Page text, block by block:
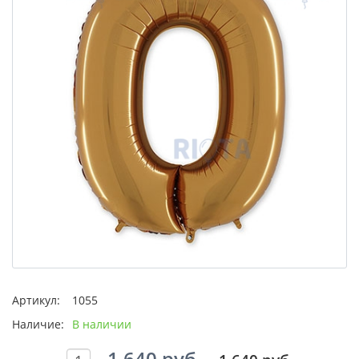
Артикул:
1055
Наличие:
В наличии